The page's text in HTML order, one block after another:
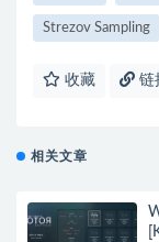
Strezov Sampling
收藏 链
相关文章